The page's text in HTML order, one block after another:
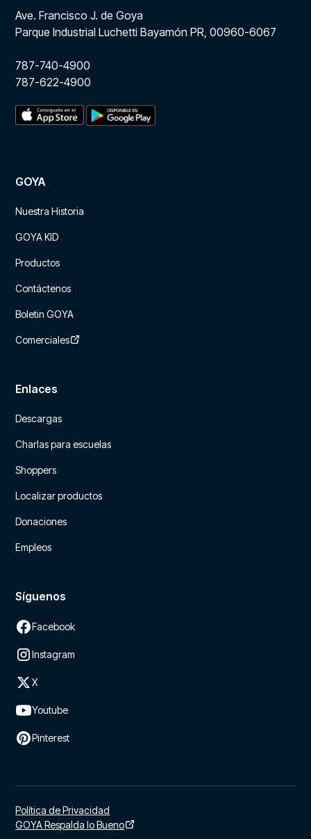
Ave. Francisco J. de Goya
Parque Industrial Luchetti Bayamón PR, 00960-6067
787-740-4900
787-622-4900
GOYA
Nuestra Historia
GOYA KID
Productos
Contáctenos
Boletin GOYA
Comerciales
Enlaces
Descargas
Charlas para escuelas
Shoppers
Localizar productos
Donaciones
Empleos
Síguenos
Facebook
Instagram
X
Youtube
Pinterest
Política de Privacidad
GOYA Respalda lo Bueno